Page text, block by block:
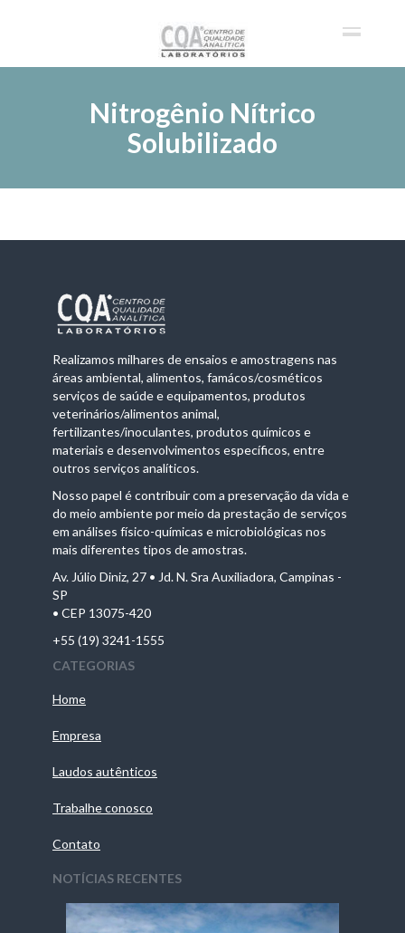
Nitrogênio Nítrico
Solubilizado
Realizamos milhares de ensaios e amostragens nas
áreas ambiental, alimentos, famácos/cosméticos
serviços de saúde e equipamentos, produtos
veterinários/alimentos animal,
fertilizantes/inoculantes, produtos químicos e
materiais e desenvolvimentos específicos, entre
outros serviços analíticos.
Nosso papel é contribuir com a preservação da vida e
do meio ambiente por meio da prestação de serviços
em análises físico-químicas e microbiológicas nos
mais diferentes tipos de amostras.
Av. Júlio Diniz, 27 • Jd. N. Sra Auxiliadora, Campinas -
SP
• CEP 13075-420
+55 (19) 3241-1555
CATEGORIAS
Home
Empresa
Laudos autênticos
Trabalhe conosco
Contato
NOTÍCIAS RECENTES